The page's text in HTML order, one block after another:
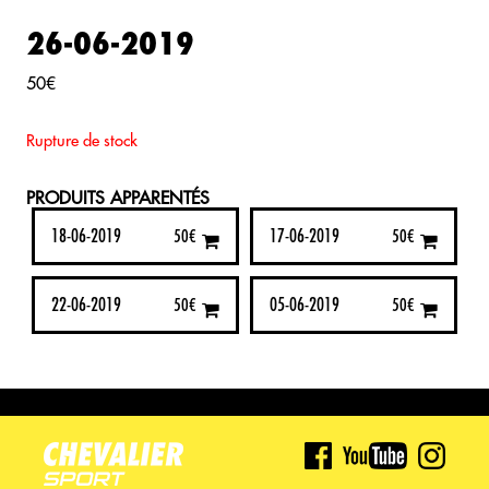
26-06-2019
50€
Rupture de stock
PRODUITS APPARENTÉS
18-06-2019 50€ 17-06-2019 50€
22-06-2019 50€ 05-06-2019 50€